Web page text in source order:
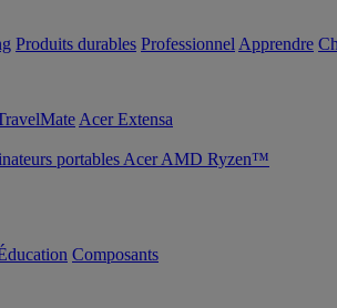
Produits durables Professionnel Apprendre
Acer Extensa
portables Acer AMD Ryzen™
Composants